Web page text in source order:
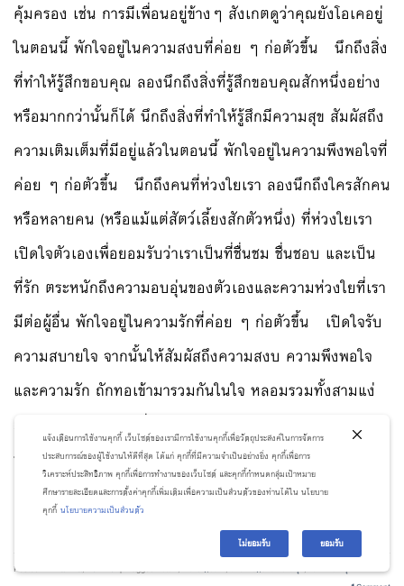
คุ้มครอง เช่น การมีเพื่อนอยู่ข้างๆ สังเกตดูว่าคุณยังโอเคอยู่
ในตอนนี้ พักใจอยู่ในความสงบที่ค่อย ๆ ก่อตัวขึ้น นึกถึงสิ่ง
ที่ทำให้รู้สึกขอบคุณ ลองนึกถึงสิ่งที่รู้สึกขอบคุณสักหนึ่งอย่าง
หรือมากกว่านั้นก็ได้ นึกถึงสิ่งที่ทำให้รู้สึกมีความสุข สัมผัสถึง
ความเติมเต็มที่มีอยู่แล้วในตอนนี้ พักใจอยู่ในความพึงพอใจที่
ค่อย ๆ ก่อตัวขึ้น นึกถึงคนที่ห่วงใยเรา ลองนึกถึงใครสักคน
หรือหลายคน (หรือแม้แต่สัตว์เลี้ยงสักตัวหนึ่ง) ที่ห่วงใยเรา
เปิดใจตัวเองเพื่อยอมรับว่าเราเป็นที่ชื่นชม ชื่นชอบ และเป็น
ที่รัก ตระหนักถึงความอบอุ่นของตัวเองและความห่วงใยที่เรา
มีต่อผู้อื่น พักใจอยู่ในความรักที่ค่อย ๆ ก่อตัวขึ้น เปิดใจรับ
ความสบายใจ จากนั้นให้สัมผัสถึงความสงบ ความพึงพอใจ
และความรัก ถักทอเข้ามารวมกันในใจ หลอมรวมทั้งสามแง่
มุมของประสบการณ์ที่สบายและอบอุ่นราวกับการได้กลับบ้าน
นี้เข้าไว้ด้วยกัน […]
Posted inDhamma,How To|Taggedธรรมะ,พัฒนาตัวเอง,วิธีใช้ชีวิตให้มีความสุข,สมองสร้างสุข
แจ้งเตือนการใช้งานคุกกี้ เว็บไซต์ของเรามีการใช้งานคุกกี้เพื่อวัตถุประสงค์ในการจัดการ
ประสบการณ์ของผู้ใช้งานให้ดีที่สุด ได้แก่ คุกกี้ที่มีความจำเป็นอย่างยิ่ง คุกกี้เพื่อการ
วิเคราะห์ประสิทธิภาพ คุกกี้เพื่อการทำงานของเว็บไซต์ และคุกกี้กำหนดกลุ่มเป้าหมาย
ศึกษารายละเอียดและการตั้งค่าคุกกี้เพิ่มเติมเพื่อความเป็นส่วนตัวของท่านได้ใน นโยบาย
คุกกี้ นโยบายความเป็นส่วนตัว
ไม่ยอมรับ ยอมรับ